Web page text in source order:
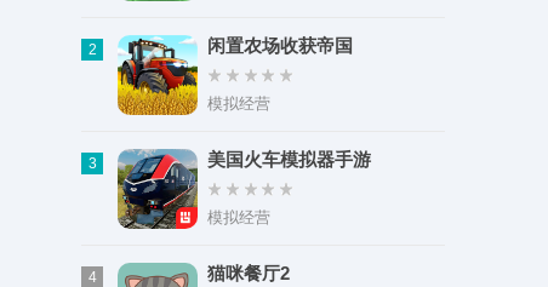
2 闲置农场收获帝国
模拟经营
3 美国火车模拟器手游
模拟经营
4 猫咪餐厅2